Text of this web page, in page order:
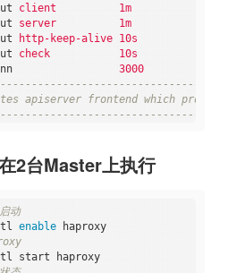
client          1m
server          1m
http-keep-alive 10s
check           10s
3000
apiserver frontend which proxys to
*:16443
tcplog
balancing between the various
kubernetes-apiserver
2台Master上执行
动
enable
haproxy
$ systemctl start haproxy